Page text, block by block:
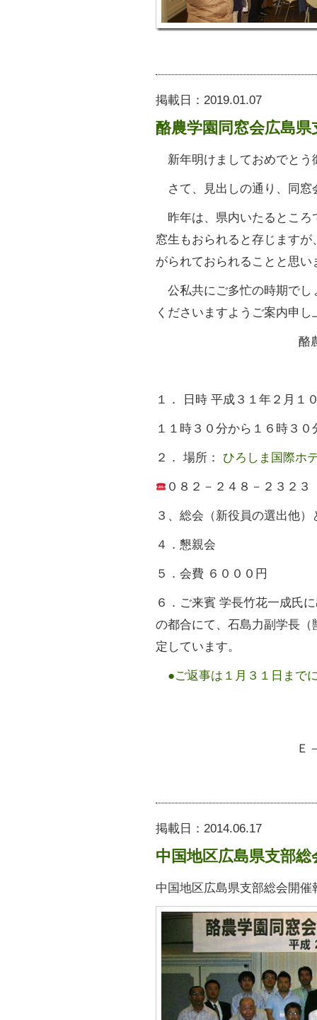
掲載日： 2019.01.07
酪農学園同窓会広島県
新年明けましておめでとう
さて、見出しの通り、同窓
昨年は、県内いたるところ
窓生もおられると存じます
がられておられることと思い
公私共にご多忙の時期でし
くださいますようご案内申し
酪
１． 日時 平成３１年２月１
１１時３０分から１６時３
２． 場所： ひろしま国際ホ
０８２－２４８－２３２３
３、総会（新役員の選出他）
４．懇親会
５．会費 ６０００円
６．ご来賓 学長竹花一成氏
の都合にて、石島力副学長
定しています。
●ご返事は１月３１日まで
Ｅ
掲載日： 2014.06.17
中国地区広島県支部総
中国地区広島県支部総会開催